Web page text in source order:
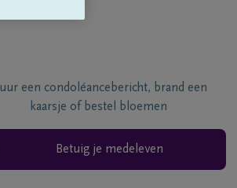
een condoléancebericht, brand een
kaarsje of bestel bloemen
Betuig je medeleven